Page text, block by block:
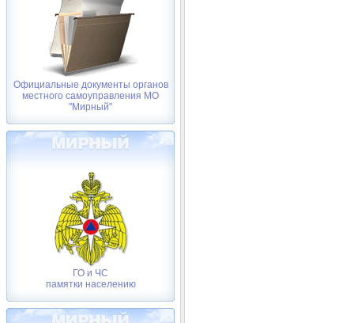
Официальные документы органов
местного самоуправления МО
"Мирный"
ГО и ЧС
памятки населению